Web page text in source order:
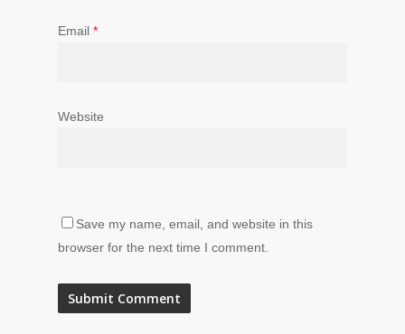
Email *
Website
Save my name, email, and website in this
browser for the next time I comment.